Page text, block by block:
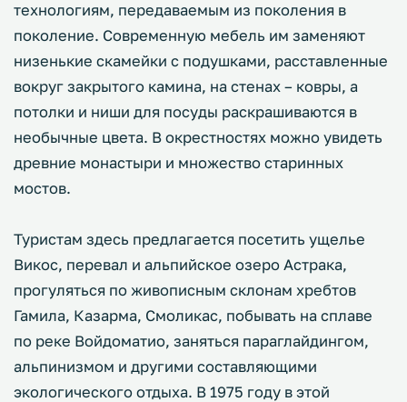
технологиям, передаваемым из поколения в
поколение. Современную мебель им заменяют
низенькие скамейки с подушками, расставленные
вокруг закрытого камина, на стенах – ковры, а
потолки и ниши для посуды раскрашиваются в
необычные цвета. В окрестностях можно увидеть
древние монастыри и множество старинных
мостов.
Туристам здесь предлагается посетить ущелье
Викос, перевал и альпийское озеро Астрака,
прогуляться по живописным склонам хребтов
Гамила, Казарма, Смоликас, побывать на сплаве
по реке Войдоматио, заняться параглайдингом,
альпинизмом и другими составляющими
экологического отдыха. В 1975 году в этой